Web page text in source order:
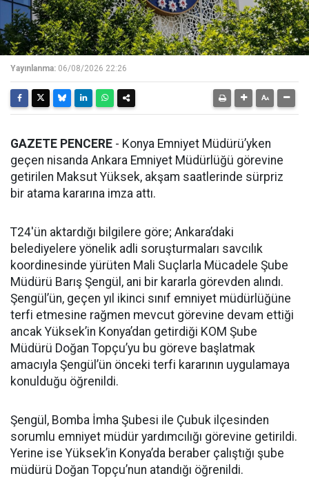
Yayınlanma: 06/08/2026 22:26
GAZETE PENCERE - Konya Emniyet Müdürü’yken
geçen nisanda Ankara Emniyet Müdürlüğü görevine
getirilen Maksut Yüksek, akşam saatlerinde sürpriz
bir atama kararına imza attı.
T24'ün aktardığı bilgilere göre; Ankara’daki
belediyelere yönelik adli soruşturmaları savcılık
koordinesinde yürüten Mali Suçlarla Mücadele Şube
Müdürü Barış Şengül, ani bir kararla görevden alındı.
Şengül’ün, geçen yıl ikinci sınıf emniyet müdürlüğüne
terfi etmesine rağmen mevcut görevine devam ettiği
ancak Yüksek’in Konya’dan getirdiği KOM Şube
Müdürü Doğan Topçu’yu bu göreve başlatmak
amacıyla Şengül’ün önceki terfi kararının uygulamaya
konulduğu öğrenildi.
Şengül, Bomba İmha Şubesi ile Çubuk ilçesinden
sorumlu emniyet müdür yardımcılığı görevine getirildi.
Yerine ise Yüksek’in Konya’da beraber çalıştığı şube
müdürü Doğan Topçu’nun atandığı öğrenildi.